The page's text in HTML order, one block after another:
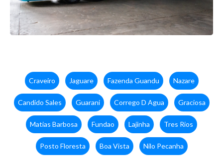
Craveiro Jaguare Fazenda Guandu Nazare
Candido Sales Guarani Corrego D Agua Graciosa
Matias Barbosa Fundao Lajinha Tres Rios
Posto Floresta Boa Vista Nilo Pecanha